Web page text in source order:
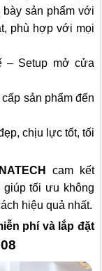
sản phẩm với
phù hợp với mọi
– Setup mở cửa
sản phẩm đến
chịu lực tốt, tối
cam kết
tối ưu không
hiệu quả nhất.
phí và lắp đặt